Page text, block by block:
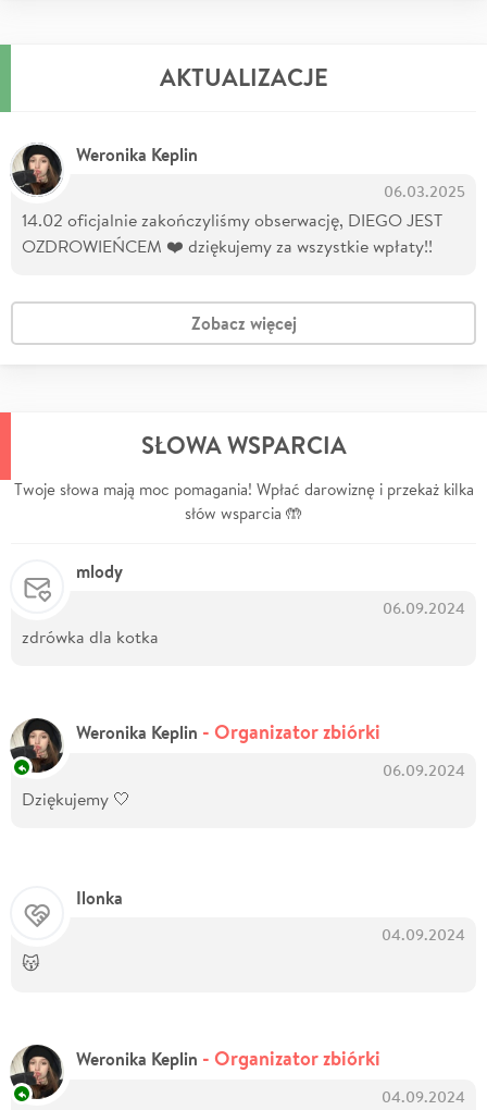
AKTUALIZACJE
Weronika Keplin
06.03.2025
14.02 oficjalnie zakończyliśmy obserwację, DIEGO JEST
OZDROWIEŃCEM ❤️ dziękujemy za wszystkie wpłaty!!
Zobacz więcej
SŁOWA WSPARCIA
Twoje słowa mają moc pomagania! Wpłać darowiznę i przekaż kilka
słów wsparcia 🤲
mlody
06.09.2024
zdrówka dla kotka
Weronika Keplin - Organizator zbiórki
06.09.2024
Dziękujemy 🤍
Ilonka
04.09.2024
😽
Weronika Keplin - Organizator zbiórki
04.09.2024